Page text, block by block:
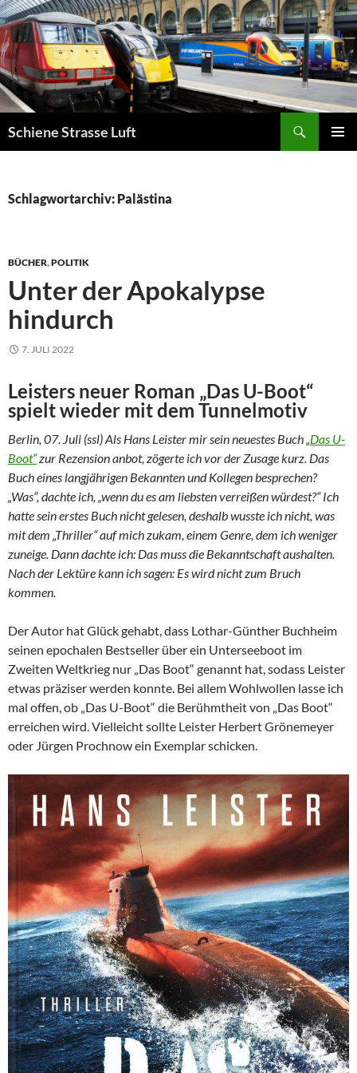
Zum
Inhalt
springen
Schiene Strasse Luft
Schlagwortarchiv: Palästina
BÜCHER,POLITIK
Unter der Apokalypse
hindurch
7. JULI 2022
Leisters neuer Roman „Das U-Boot“
spielt wieder mit dem Tunnelmotiv
Berlin, 07. Juli (ssl) Als Hans Leister mir sein neuestes Buch „Das U-
Boot“zur Rezension anbot, zögerte ich vor der Zusage kurz. Das
Buch eines langjährigen Bekannten und Kollegen besprechen?
„Was“, dachte ich, „wenn du es am liebsten verreißen würdest?“ Ich
hatte sein erstes Buch nicht gelesen, deshalb wusste ich nicht, was
mit dem „Thriller“ auf mich zukam, einem Genre, dem ich weniger
zuneige. Dann dachte ich: Das muss die Bekanntschaft aushalten.
Nach der Lektüre kann ich sagen: Es wird nicht zum Bruch
kommen.
Der Autor hat Glück gehabt, dass Lothar-Günther Buchheim
seinen epochalen Bestseller über ein Unterseeboot im
Zweiten Weltkrieg nur „Das Boot“ genannt hat, sodass Leister
etwas präziser werden konnte. Bei allem Wohlwollen lasse ich
mal offen, ob „Das U-Boot“ die Berühmtheit von „Das Boot“
erreichen wird. Vielleicht sollte Leister Herbert Grönemeyer
oder Jürgen Prochnow ein Exemplar schicken.